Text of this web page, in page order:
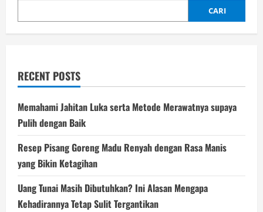
CARI
RECENT POSTS
Memahami Jahitan Luka serta Metode Merawatnya supaya
Pulih dengan Baik
Resep Pisang Goreng Madu Renyah dengan Rasa Manis
yang Bikin Ketagihan
Uang Tunai Masih Dibutuhkan? Ini Alasan Mengapa
Kehadirannya Tetap Sulit Tergantikan